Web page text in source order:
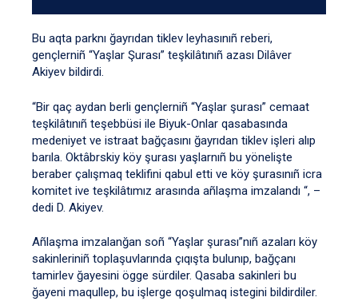
Bu aqta parknı ğayrıdan tiklev leyhasınıñ reberi,
gençlerniñ “Yaşlar Şurası” teşkilâtınıñ azası Dilâver
Akiyev bildirdi.
“Bir qaç aydan berli gençlerniñ “Yaşlar şurası” cemaat
teşkilâtınıñ teşebbüsi ile Biyuk-Onlar qasabasında
medeniyet ve istraat bağçasını ğayrıdan tiklev işleri alıp
barıla. Oktâbrskiy köy şurası yaşlarnıñ bu yönelişte
beraber çalışmaq teklifini qabul etti ve köy şurasınıñ icra
komitet ive teşkilâtımız arasında añlaşma imzalandı “, –
dedi D. Akiyev.
Añlaşma imzalanğan soñ “Yaşlar şurası”nıñ azaları köy
sakinleriniñ toplaşuvlarında çıqışta bulunıp, bağçanı
tamirlev ğayesini ögge sürdiler. Qasaba sakinleri bu
ğayeni maqullep, bu işlerge qoşulmaq istegini bildirdiler.